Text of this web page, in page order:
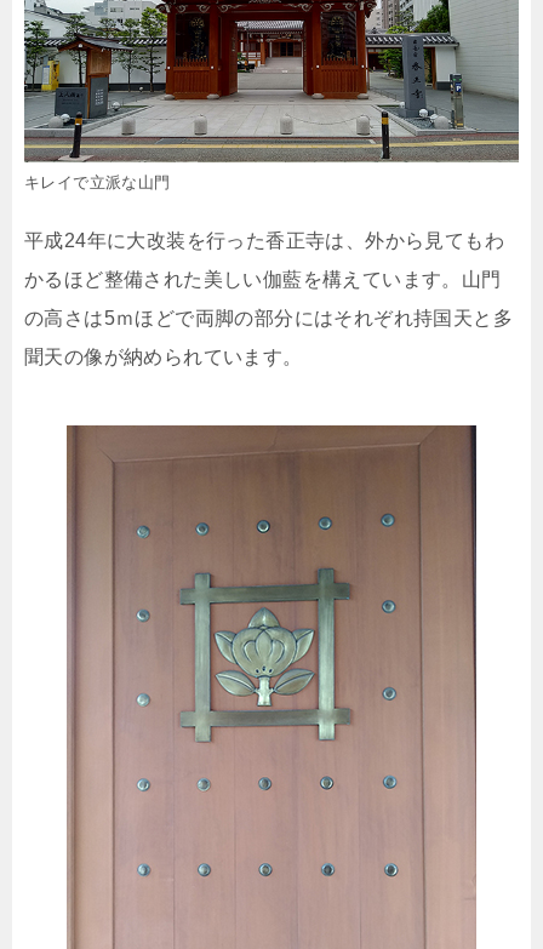
キレイで立派な山門
平成24年に大改装を行った香正寺は、外から見てもわ
かるほど整備された美しい伽藍を構えています。山門
の高さは5ｍほどで両脚の部分にはそれぞれ持国天と多
聞天の像が納められています。